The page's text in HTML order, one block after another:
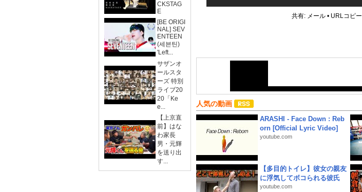
CKSTAG
E
[BE ORIGI
NAL] SEV
ENTEEN
(세븐틴)
'Left...
サザンオ
ールスタ
ーズ 特別
ライブ20
20「Ke
e...
【上京直
前】はな
わ家長
男・元輝
を送り出
す...
共有: メール • URLコピー
人気の動画
ARASHI - Face Down : Reb
orn [Official Lyric Video]
youtube.com
【多目的トイレ】彼女の親友
に浮気してボコられる彼氏
youtube.com